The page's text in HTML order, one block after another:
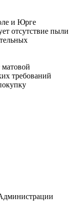
и Юрге
отсутствие пыли
требований